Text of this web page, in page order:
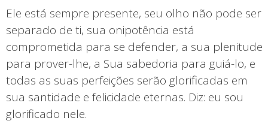
Ele está sempre presente, seu olho não pode ser
separado de ti, sua onipotência está
comprometida para se defender, a sua plenitude
para prover-lhe, a Sua sabedoria para guiá-lo, e
todas as suas perfeições serão glorificadas em
sua santidade e felicidade eternas. Diz: eu sou
glorificado nele.